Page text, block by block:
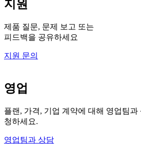
지원
제품 질문, 문제 보고 또는
피드백을 공유하세요
지원 문의
영업
플랜, 가격, 기업 계약에 대해 영업팀과
청하세요.
영업팀과 상담